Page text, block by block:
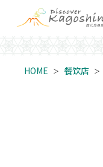
HOME 餐饮店